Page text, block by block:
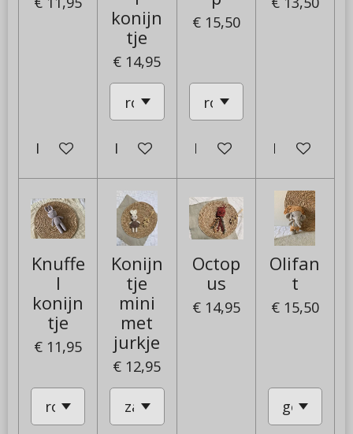
In winkelwagen
konijn
tje
€ 14,95
In winkelwagen
€ 15,50
In winkelwagen
In
Knuffe
l
konijn
tje
€ 11,95
Konijn
tje
mini
met
jurkje
€ 12,95
Octop
us
€ 14,95
Olifan
t
€ 15,50